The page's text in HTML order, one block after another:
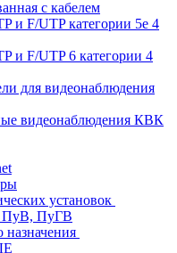
с кабелем
и F/UTP категории 5e 4
и F/UTP 6 категории 4
для видеонаблюдения
видеонаблюдения КВК
установок
ПуВ, ПуГВ